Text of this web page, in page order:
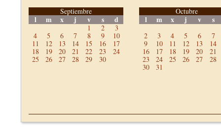
Septiembre
l m x j v s d
1 2
3
4
5 6 7 8 9
10
11
12 13 14 15 16
17
18
19 20 21 22 23
24
25
26 27 28 29 30
Octubre
l m x j v s
2 3 4 5 6
7
9
10 11 12 13
14
16
17 18 19 20
21
23
24 25 26 27
28
30
31